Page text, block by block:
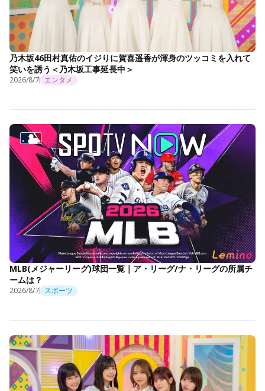
乃木坂46田村真佑のイジりに賀喜遥香が渾身のツッコミを入れて
笑いを誘う＜乃木坂工事延長中＞
2026/8/7 エンタメ
MLB(メジャーリーグ)球団一覧｜ア・リーグ/ナ・リーグの所属チ
ームは？
2026/8/7 スポーツ